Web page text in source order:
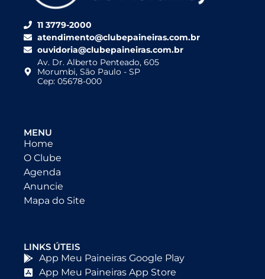
11 3779-2000
atendimento@clubepaineiras.com.br
ouvidoria@clubepaineiras.com.br
Av. Dr. Alberto Penteado, 605
Morumbi, São Paulo - SP
Cep: 05678-000
MENU
Home
O Clube
Agenda
Anuncie
Mapa do Site
LINKS ÚTEIS
App Meu Paineiras Google Play
App Meu Paineiras App Store